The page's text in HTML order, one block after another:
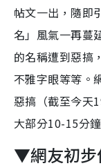
帖文一出，隨即
名」風氣一再蔓
的名稱遭到惡搞
不雅字眼等等。
惡搞（截至今天
大部分10-15分
▼網友初步